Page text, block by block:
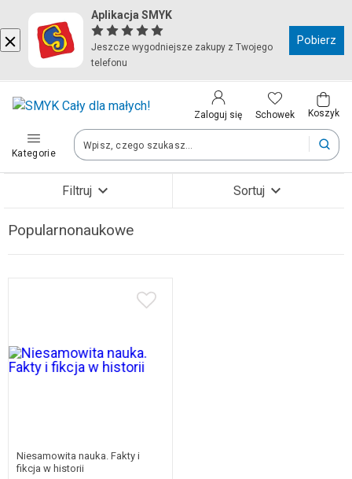
Aplikacja SMYK
Jeszcze wygodniejsze zakupy z Twojego
telefonu
Pobierz
Zaloguj się Schowek Koszyk
Kategorie
Kraj i język
Polska (Poland)
Twoje zamówienia dostarczymy na teren wybranego kraju.
Polski
Po zmianie kraju część produktów może zostać usunięta z
Filtruj
Zobacz wyniki (1)
Popularnonaukowe
Sortuj
Niesamowita nauka. Fakty i
fikcja w historii